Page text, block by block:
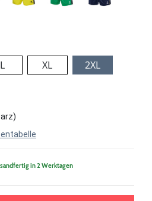
L XL
2XL
in 2 Werktagen